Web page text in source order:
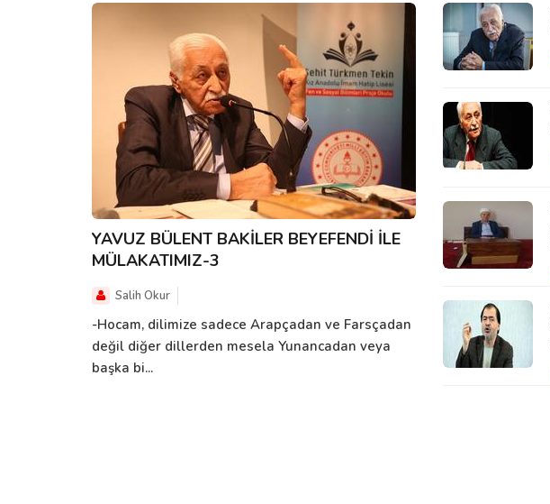
YAVUZ BÜLENT BAKİLER BEYEFENDİ İLE
MÜLAKATIMIZ-3
Salih Okur
-Hocam, dilimize sadece Arapçadan ve Farsçadan
değil diğer dillerden mesela Yunancadan veya
başka bi...